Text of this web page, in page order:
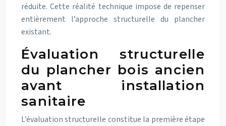
réduite. Cette réalité technique impose de repenser
entièrement l’approche structurelle du plancher
existant.
Évaluation structurelle
du plancher bois ancien
avant installation
sanitaire
L’évaluation structurelle constitue la première étape